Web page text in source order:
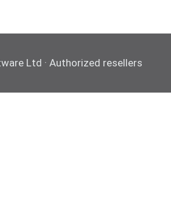
Ltd · Authorized resellers